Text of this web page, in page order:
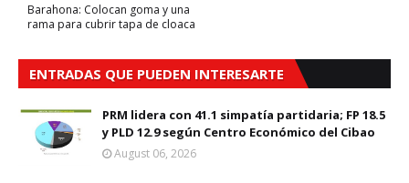
Barahona: Colocan goma y una
rama para cubrir tapa de cloaca
ENTRADAS QUE PUEDEN INTERESARTE
PRM lidera con 41.1 simpatía partidaria; FP 18.5
y PLD 12.9 según Centro Económico del Cibao
August 06, 2026